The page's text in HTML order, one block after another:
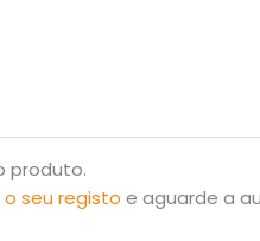
produto.
seu registo e aguarde a